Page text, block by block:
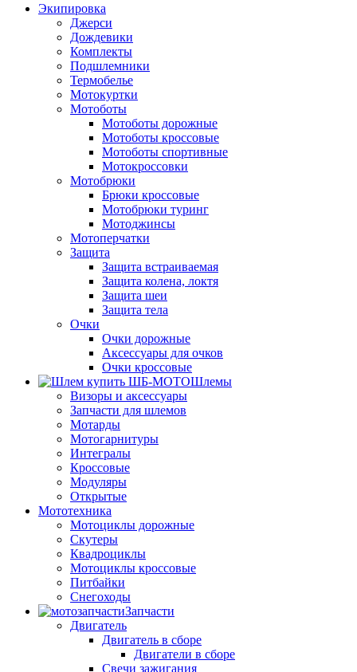
Экипировка
Джерси
Дождевики
Комплекты
Подшлемники
Термобелье
Мотокуртки
Мотоботы
Мотоботы дорожные
Мотоботы кроссовые
Мотоботы спортивные
Мотокроссовки
Мотобрюки
Брюки кроссовые
Мотобрюки туринг
Мотоджинсы
Мотоперчатки
Защита
Защита встраиваемая
Защита колена, локтя
Защита шеи
Защита тела
Очки
Очки дорожные
Аксессуары для очков
Очки кроссовые
Шлемы
Визоры и аксессуары
Запчасти для шлемов
Мотарды
Мотогарнитуры
Интегралы
Кроссовые
Модуляры
Открытые
Мототехника
Мотоциклы дорожные
Скутеры
Квадроциклы
Мотоциклы кроссовые
Питбайки
Снегоходы
Запчасти
Двигатель
Двигатель в сборе
Двигатели в сборе
Свечи зажигания